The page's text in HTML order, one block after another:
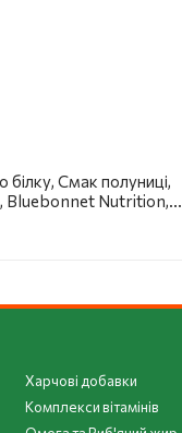
білку, Смак полуниці,
Bluebonnet Nutrition, 8
Харчові добавки
Комплекси вітамінів